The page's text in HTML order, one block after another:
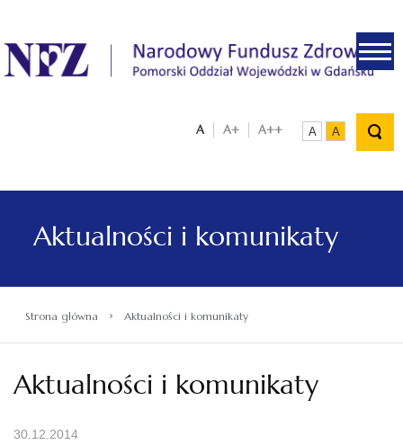
.
A A+ A++ A A
Aktualności i komunikaty
Strona główna › Aktualności i komunikaty
Aktualności i komunikaty
30.12.2014